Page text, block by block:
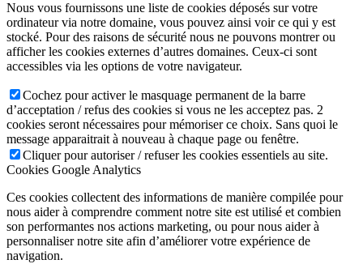
Nous vous fournissons une liste de cookies déposés sur votre
ordinateur via notre domaine, vous pouvez ainsi voir ce qui y est
stocké. Pour des raisons de sécurité nous ne pouvons montrer ou
afficher les cookies externes d’autres domaines. Ceux-ci sont
accessibles via les options de votre navigateur.
Cochez pour activer le masquage permanent de la barre
d’acceptation / refus des cookies si vous ne les acceptez pas. 2
cookies seront nécessaires pour mémoriser ce choix. Sans quoi le
message apparaitrait à nouveau à chaque page ou fenêtre.
Cliquer pour autoriser / refuser les cookies essentiels au site.
Cookies Google Analytics
Ces cookies collectent des informations de manière compilée pour
nous aider à comprendre comment notre site est utilisé et combien
son performantes nos actions marketing, ou pour nous aider à
personnaliser notre site afin d’améliorer votre expérience de
navigation.